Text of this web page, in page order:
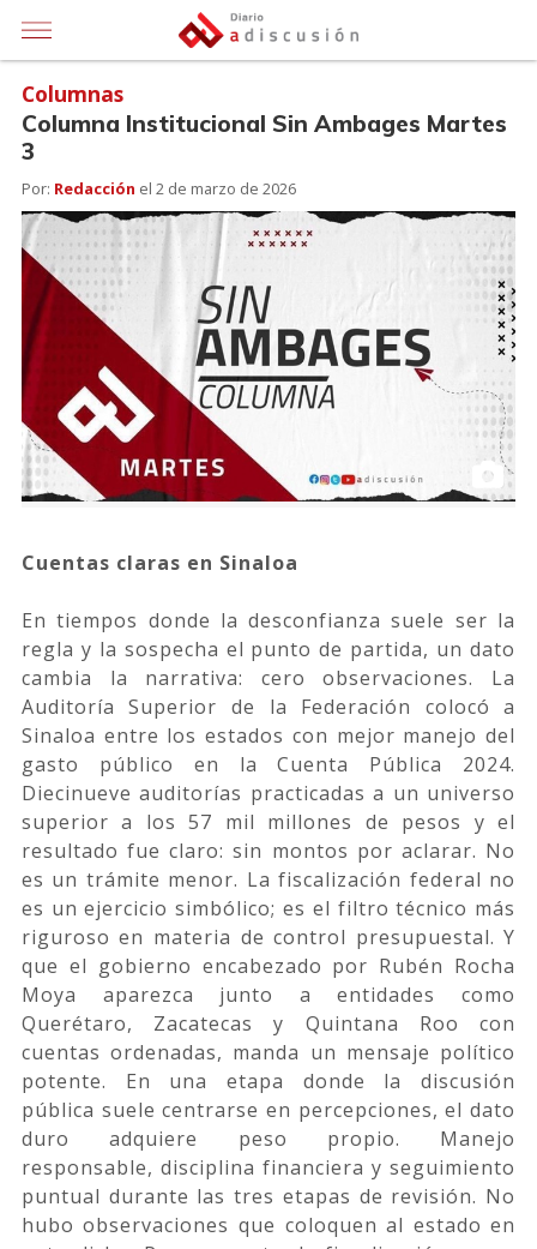
Columnas
Columna Institucional Sin Ambages Martes
3
Por: Redacción el 2 de marzo de 2026
Cuentas claras en Sinaloa
En tiempos donde la desconfianza suele ser la
regla y la sospecha el punto de partida, un dato
cambia la narrativa: cero observaciones. La
Auditoría Superior de la Federación colocó a
Sinaloa entre los estados con mejor manejo del
gasto público en la Cuenta Pública 2024.
Diecinueve auditorías practicadas a un universo
superior a los 57 mil millones de pesos y el
resultado fue claro: sin montos por aclarar. No
es un trámite menor. La fiscalización federal no
es un ejercicio simbólico; es el filtro técnico más
riguroso en materia de control presupuestal. Y
que el gobierno encabezado por Rubén Rocha
Moya aparezca junto a entidades como
Querétaro, Zacatecas y Quintana Roo con
cuentas ordenadas, manda un mensaje político
potente. En una etapa donde la discusión
pública suele centrarse en percepciones, el dato
duro adquiere peso propio. Manejo
responsable, disciplina financiera y seguimiento
puntual durante las tres etapas de revisión. No
hubo observaciones que coloquen al estado en